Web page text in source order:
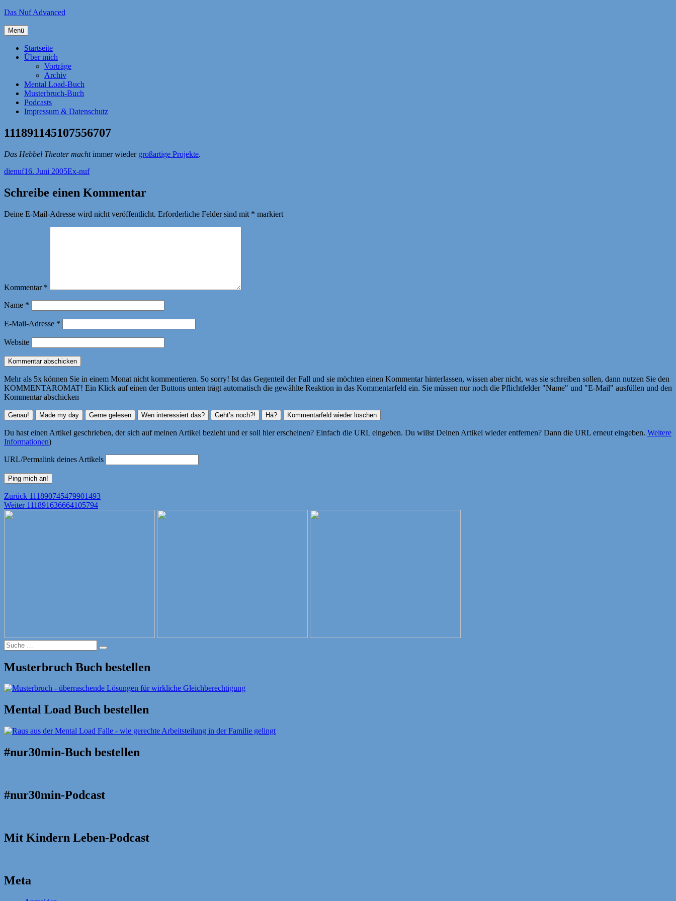
Zum
springen
Das Nuf Advanced
Menü
Startseite
Über mich
Vorträge
Archiv
Mental Load-Buch
Musterbruch-Buch
Podcasts
Impressum & Datenschutz
111891145107556707
Das Hebbel Theater machtimmer wieder großartige Projekte.
Autor
dienufVeröffentlicht
16. Juni 2005Kategorien
Ex-nuf
Schreibe einen Kommentar
Deine E-Mail-Adresse wird nicht veröffentlicht. Erforderliche Felder sind mit * markiert
Kommentar *
Name *
E-Mail-Adresse *
Website
Mehr als 5x können Sie in einem Monat nicht kommentieren. So sorry! Ist das Gegenteil der Fall und sie möchten einen Kommentar hinterlassen, wissen aber nicht, was sie schreiben sollen, dann nutzen Sie den
KOMMENTAROMAT! Ein Klick auf einen der Buttons unten trägt automatisch die gewählte Reaktion in das Kommentarfeld ein. Sie müssen nur noch die Pflichtfelder "Name" und "E-Mail" ausfüllen und den
Kommentar abschicken
Du hast einen Artikel geschrieben, der sich auf meinen Artikel bezieht und er soll hier erscheinen? Einfach die URL eingeben. Du willst Deinen Artikel wieder entfernen? Dann die URL erneut eingeben. Weitere
Informationen)
URL/Permalink deines Artikels
Beitragsnavigation
Zurück Vorheriger
Beitrag:
111890745479901493
Weiter Nächster
111891636664105794
Suche
nach:
Suche
Musterbruch Buch bestellen
Mental Load Buch bestellen
#nur30min-Buch bestellen
#nur30min-Podcast
Mit Kindern Leben-Podcast
Meta